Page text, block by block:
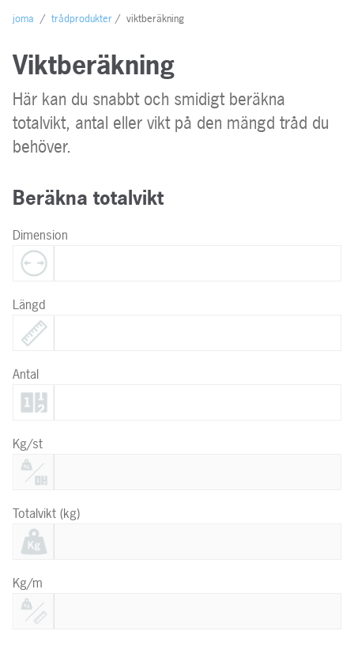
joma / trådprodukter / viktberäkning
Viktberäkning
Här kan du snabbt och smidigt beräkna
totalvikt, antal eller vikt på den mängd tråd du
behöver.
Beräkna totalvikt
Dimension
Längd
Antal
Kg/st
Totalvikt (kg)
Kg/m